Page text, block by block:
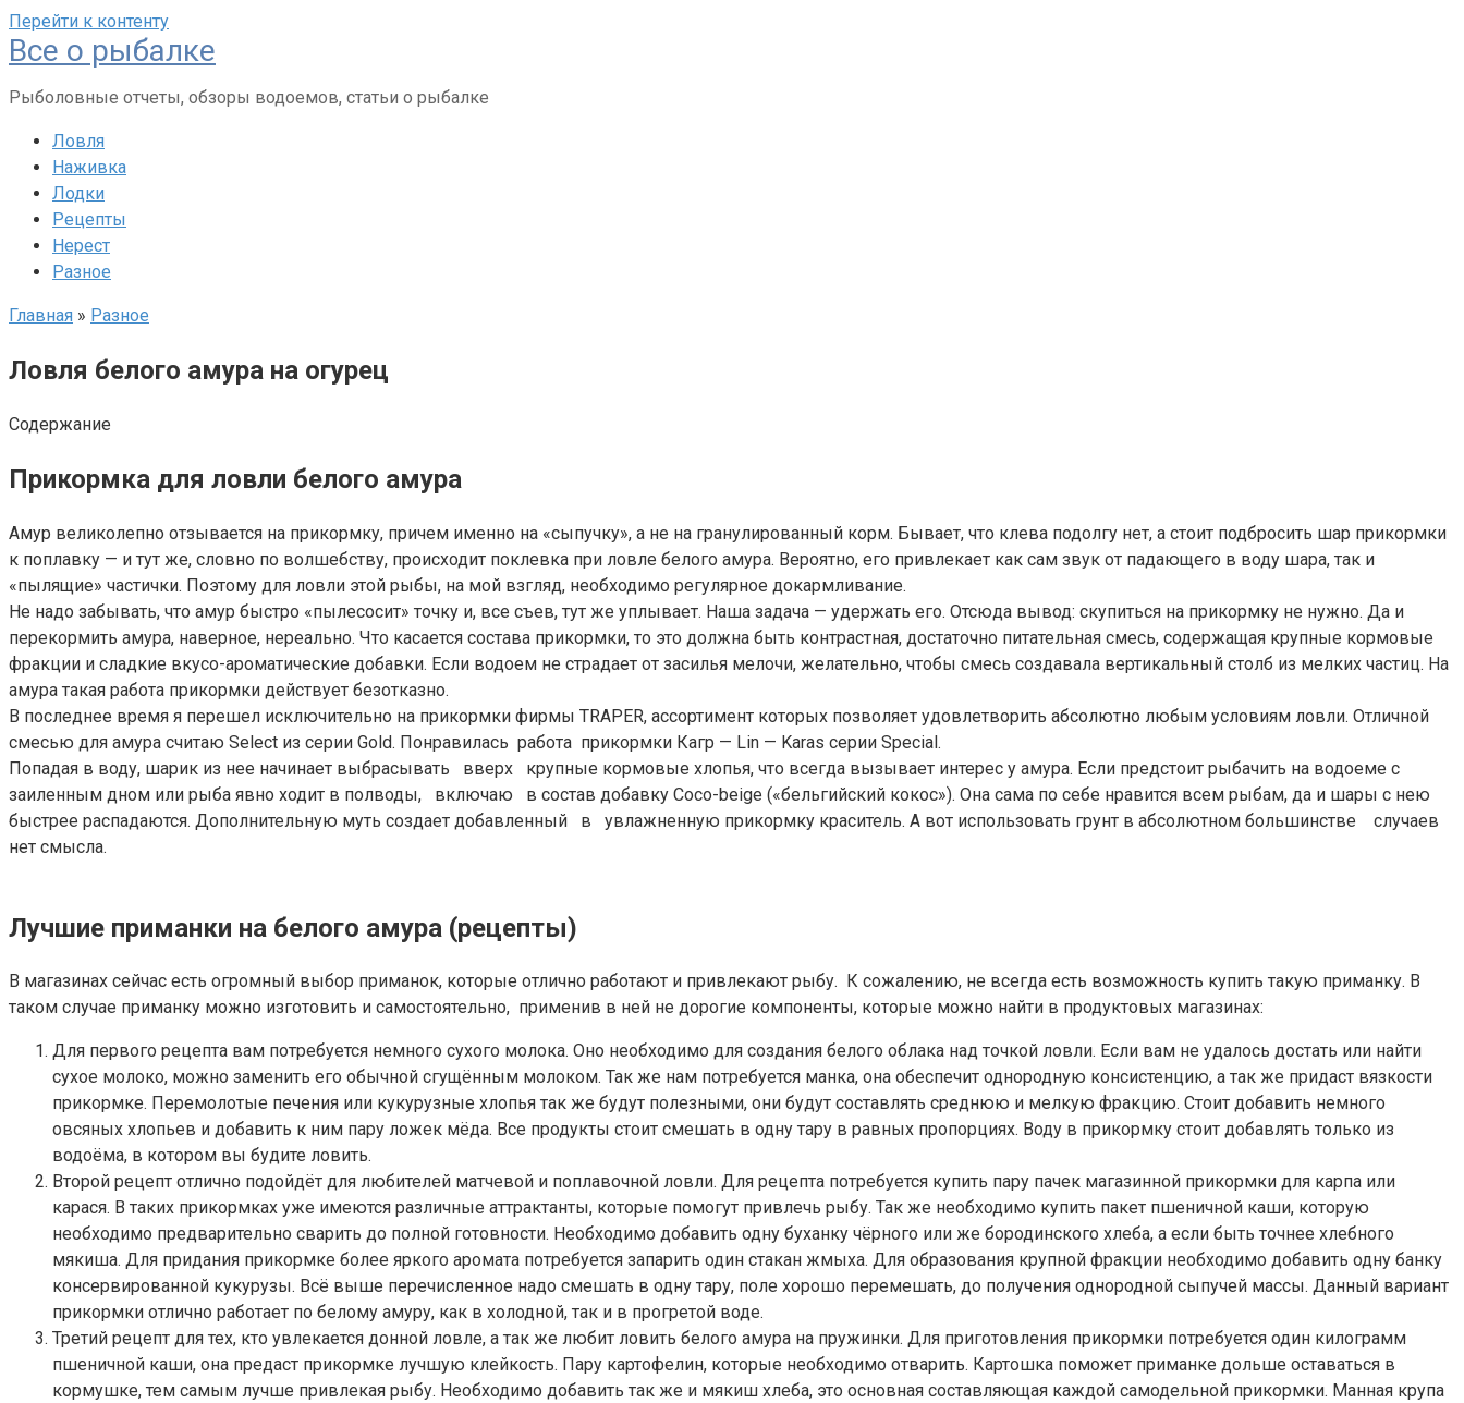
Перейти к контенту
Все о рыбалке
Рыболовные отчеты, обзоры водоемов, статьи о рыбалке
Ловля
Наживка
Лодки
Рецепты
Нерест
Разное
Главная » Разное
Ловля белого амура на огурец
Содержание
Прикормка для ловли белого амура
Амур великолепно отзывается на прикормку, причем именно на «сыпучку», а не на гранулированный корм. Бывает, что клева подолгу нет, а стоит подбросить шар прикормки
к поплавку — и тут же, словно по волшебству, происходит поклевка при ловле белого амура. Вероятно, его привлекает как сам звук от падающего в воду шара, так и
«пылящие» частички. Поэтому для ловли этой рыбы, на мой взгляд, необходимо регулярное докармливание.
Не надо забывать, что амур быстро «пылесосит» точку и, все съев, тут же уплывает. Наша задача — удержать его. Отсюда вывод: скупиться на прикормку не нужно. Да и
перекормить амура, наверное, нереально. Что касается состава прикормки, то это должна быть контрастная, достаточно питательная смесь, содержащая крупные кормовые
фракции и сладкие вкусо-ароматические добавки. Если водоем не страдает от засилья мелочи, желательно, чтобы смесь создавала вертикальный столб из мелких частиц. На
амура такая работа прикормки действует безотказно.
В последнее время я перешел исключительно на прикормки фирмы TRAPER, ассортимент которых позволяет удовлетворить абсолютно любым условиям ловли. Отличной
смесью для амура считаю Select из серии Gold. Понравилась работа прикормки Кагр — Lin — Karas серии Special.
Попадая в воду, шарик из нее начинает выбрасывать вверх крупные кормовые хлопья, что всегда вызывает интерес у амура. Если предстоит рыбачить на водоеме с
заиленным дном или рыба явно ходит в полводы, включаю в состав добавку Coco-beige («бельгийский кокос»). Она сама по себе нравится всем рыбам, да и шары с нею
быстрее распадаются. Дополнительную муть создает добавленный в увлажненную прикормку краситель. А вот использовать грунт в абсолютном большинстве случаев
нет смысла.
Лучшие приманки на белого амура (рецепты)
В магазинах сейчас есть огромный выбор приманок, которые отлично работают и привлекают рыбу. К сожалению, не всегда есть возможность купить такую приманку. В
таком случае приманку можно изготовить и самостоятельно, применив в ней не дорогие компоненты, которые можно найти в продуктовых магазинах:
Для первого рецепта вам потребуется немного сухого молока. Оно необходимо для создания белого облака над точкой ловли. Если вам не удалось достать или найти
сухое молоко, можно заменить его обычной сгущённым молоком. Так же нам потребуется манка, она обеспечит однородную консистенцию, а так же придаст вязкости
прикормке. Перемолотые печения или кукурузные хлопья так же будут полезными, они будут составлять среднюю и мелкую фракцию. Стоит добавить немного
овсяных хлопьев и добавить к ним пару ложек мёда. Все продукты стоит смешать в одну тару в равных пропорциях. Воду в прикормку стоит добавлять только из
водоёма, в котором вы будите ловить.
Второй рецепт отлично подойдёт для любителей матчевой и поплавочной ловли. Для рецепта потребуется купить пару пачек магазинной прикормки для карпа или
карася. В таких прикормках уже имеются различные аттрактанты, которые помогут привлечь рыбу. Так же необходимо купить пакет пшеничной каши, которую
необходимо предварительно сварить до полной готовности. Необходимо добавить одну буханку чёрного или же бородинского хлеба, а если быть точнее хлебного
мякиша. Для придания прикормке более яркого аромата потребуется запарить один стакан жмыха. Для образования крупной фракции необходимо добавить одну банку
консервированной кукурузы. Всё выше перечисленное надо смешать в одну тару, поле хорошо перемешать, до получения однородной сыпучей массы. Данный вариант
прикормки отлично работает по белому амуру, как в холодной, так и в прогретой воде.
Третий рецепт для тех, кто увлекается донной ловле, а так же любит ловить белого амура на пружинки. Для приготовления прикормки потребуется один килограмм
пшеничной каши, она предаст прикормке лучшую клейкость. Пару картофелин, которые необходимо отварить. Картошка поможет приманке дольше оставаться в
кормушке, тем самым лучше привлекая рыбу. Необходимо добавить так же и мякиш хлеба, это основная составляющая каждой самодельной прикормки. Манная крупа